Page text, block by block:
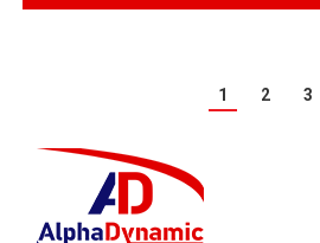
1 2 3